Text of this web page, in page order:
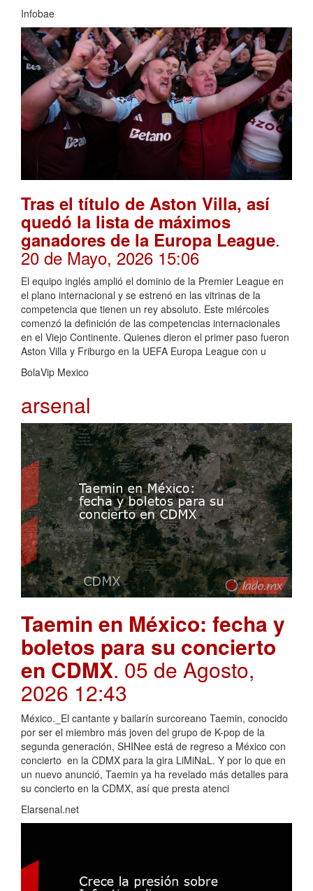
Infobae
Tras el título de Aston Villa, así
quedó la lista de máximos
ganadores de la Europa League.
20 de Mayo, 2026 15:06
El equipo inglés amplió el dominio de la Premier League en
el plano internacional y se estrenó en las vitrinas de la
competencia que tienen un rey absoluto. Este miércoles
comenzó la definición de las competencias internacionales
en el Viejo Continente. Quienes dieron el primer paso fueron
Aston Villa y Friburgo en la UEFA Europa League con u
BolaVip Mexico
arsenal
Taemin en México: fecha y
boletos para su concierto
en CDMX. 05 de Agosto,
2026 12:43
México._El cantante y bailarín surcoreano Taemin, conocido
por ser el miembro más joven del grupo de K-pop de la
segunda generación, SHINee está de regreso a México con
concierto en la CDMX para la gira LiMiNaL. Y por lo que en
un nuevo anunció, Taemin ya ha revelado más detalles para
su concierto en la CDMX, así que presta atenci
Elarsenal.net